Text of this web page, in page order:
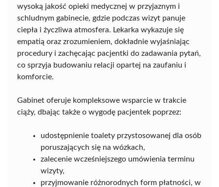
wysoką jakość opieki medycznej w przyjaznym i
schludnym gabinecie, gdzie podczas wizyt panuje
ciepła i życzliwa atmosfera. Lekarka wykazuje się
empatią oraz zrozumieniem, dokładnie wyjaśniając
procedury i zachęcając pacjentki do zadawania pytań,
co sprzyja budowaniu relacji opartej na zaufaniu i
komforcie.
Gabinet oferuje kompleksowe wsparcie w trakcie
ciąży, dbając także o wygodę pacjentek poprzez:
udostępnienie toalety przystosowanej dla osób
poruszających się na wózkach,
zalecenie wcześniejszego umówienia terminu
wizyty,
przyjmowanie różnorodnych form płatności, w